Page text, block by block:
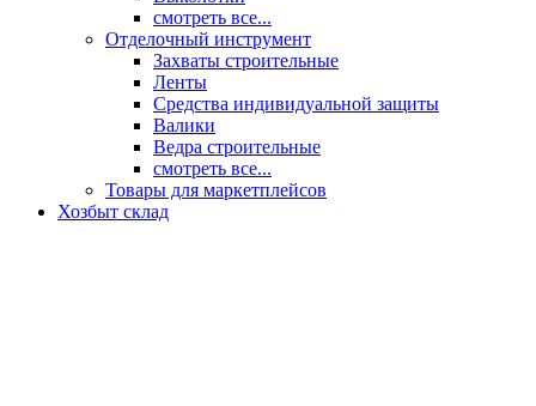
смотреть все...
Отделочный инструмент
Захваты строительные
Ленты
Средства индивидуальной защиты
Валики
Ведра строительные
смотреть все...
Товары для маркетплейсов
Хозбыт склад